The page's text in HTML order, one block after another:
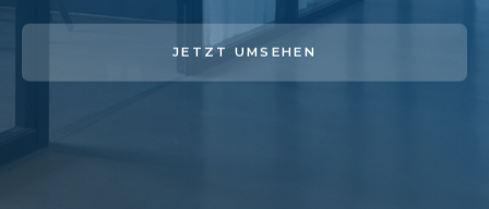
JETZT UMSEHEN